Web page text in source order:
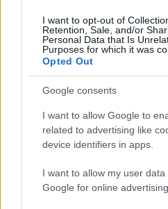
I want to opt-out of
Retention, Sale, and/or
Personal Data that Is
Purposes for which it was
Opted Out
Google consents
I want to allow Google to
related to advertising like
device identifiers in apps.
I want to allow my user
Google for online
Προηγούμενο άρθρο
Άρχισε να κόβει μια πατάτα
αποτέλεσμα; Εκπληκτικό